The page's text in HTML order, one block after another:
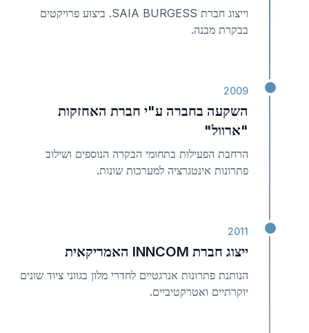
וייצוג חברת SAIA BURGESS. ביצוע פרויקטים
בבקרת מבנה.
2009
השקעה בחברה ע"י חברת האחזקות
"ארוול"
הרחבת הפעילות בתחומי הבקרה הנוספים ושילוב
פתרונות אינטגרציה למערכות שונות.
2011
ייצוג חברת INNCOM האמריקאית
הנותנת פתרונות אנרגטיים לחדרי מלון בגווני ציוד שונים
יוקרתיים ואטרקטיביים.